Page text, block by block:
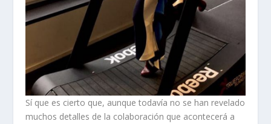
Sí que es cierto que, aunque todavía no se han revelado
muchos detalles de la colaboración que acontecerá a